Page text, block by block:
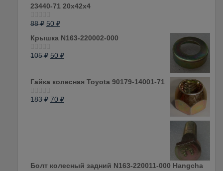
23440-71 20x42x4
Оценка
из
88₽ 50 ₽
Крышка N163-220002-000
Оценка
5
105₽ 50 ₽
Гайка колесная Toyota 90179-14001-71
Оценка
183₽ 70 ₽
Болт колесный задний N163-220011-000 Hangcha